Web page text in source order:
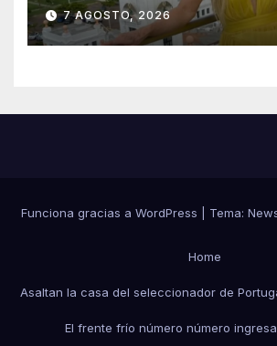
emocionada sobre
que le harán en
7 AGOSTO, 2026
Funciona gracias a WordPress Tema:
Home
Asaltan la casa del seleccionador de
El frente frío número número